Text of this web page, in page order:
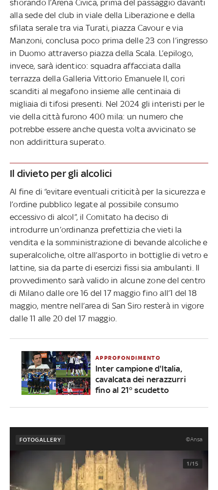
sfiorando l’Arena Civica, prima del passaggio davanti
alla sede del club in viale della Liberazione e della
sfilata serale tra via Turati, piazza Cavour e via
Manzoni, conclusa poco prima delle 23 con l’ingresso
in Duomo attraverso piazza della Scala. L’epilogo,
invece, sarà identico: squadra affacciata dalla
terrazza della Galleria Vittorio Emanuele II, cori
scanditi al megafono insieme alle centinaia di
migliaia di tifosi presenti. Nel 2024 gli interisti per le
vie della città furono 400 mila: un numero che
potrebbe essere anche questa volta avvicinato se
non addirittura superato.
Il divieto per gli alcolici
Al fine di “evitare eventuali criticità per la sicurezza e
l’ordine pubblico legate al possibile consumo
eccessivo di alcol”, il Comitato ha deciso di
introdurre un’ordinanza prefettizia che vieti la
vendita e la somministrazione di bevande alcoliche e
superalcoliche, oltre all’asporto in bottiglie di vetro e
lattine, sia da parte di esercizi fissi sia ambulanti. Il
provvedimento sarà valido in alcune zone del centro
di Milano dalle ore 16 del 17 maggio fino all’1 del 18
maggio, mentre nell’area di San Siro resterà in vigore
dalle 11 alle 20 del 17 maggio.
APPROFONDIMENTO
Inter campione d'Italia,
cavalcata dei nerazzurri
fino al 21° scudetto
FOTOGALLERY ©Ansa
1/15